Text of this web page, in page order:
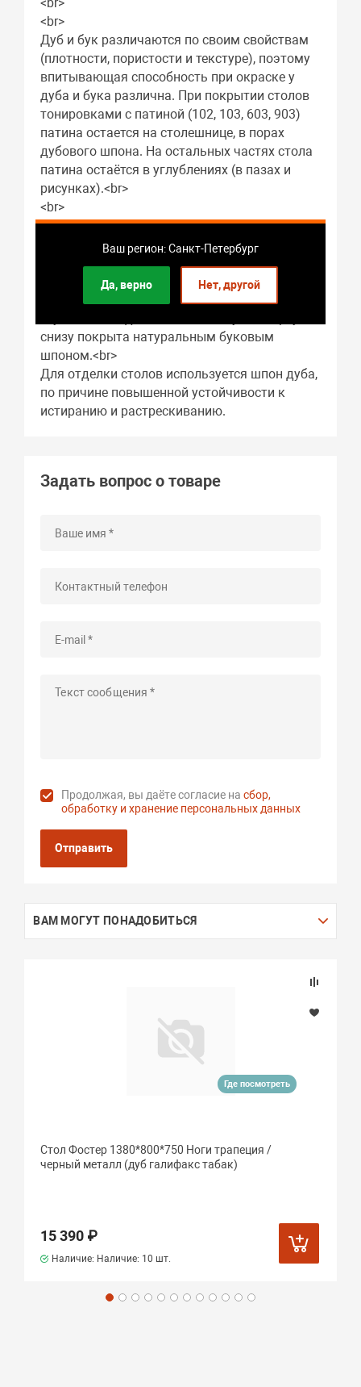
Ваш регион: Санкт-Петербург
Да, верно Нет, другой
<br>
Дуб и бук различаются по своим свойствам
(плотности, пористости и текстуре), поэтому
впитывающая способность при окраске у
дуба и бука различна. При покрытии столов
тонировками с патиной (102, 103, 603, 903)
патина остается на столешнице, в порах
дубового шпона. На остальных частях стола
патина остаётся в углублениях (в пазах и
рисунках).<br>
<br>
Все несущие части деревянных столов: ноги,
лапы, царги - изготовлены из массива бука.
Основа столешницы изготовлена из
мебельной древесно-стружечной плиты.<br>
С торцов столешница отделана цельно-
снизу покрыта натуральным буковым
шпоном.<br>
Для отделки столов используется шпон дуба,
по причине повышенной устойчивости к
истиранию и растрескиванию.
Задать вопрос о товаре
Продолжая, вы даёте согласие насбор,
обработку и хранение персональных данных
Отправить
ВАМ МОГУТ ПОНАДОБИТЬСЯ
Где посмотреть
Стол Фостер 1380*800*750 Ноги трапеция /
черный металл (дуб галифакс табак)
15 390 ₽
Наличие: Наличие: 10 шт.